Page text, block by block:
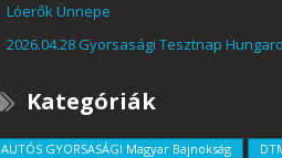
Lóerők Ünnepe
2026.04.28 Gyorsasági Tesztnap
Kategóriák
AUTÓS GYORSASÁGI Magyar Bajnokság